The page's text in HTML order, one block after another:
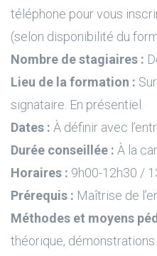
téléphone pour vous
(selon disponibilité du
Nombre de stagiaires :
Lieu de la formation :
signataire. En présentiel.
Dates : À définir avec
Durée conseillée : À la
Horaires : 9h00-12h30 /
Prérequis : Maîtrise de
Méthodes et moyens
théorique, démonstrations